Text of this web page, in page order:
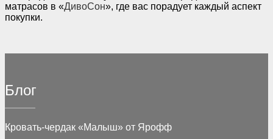
матрасов в «ДивоСон», где вас порадует каждый аспект
покупки.
Блог
Кровать-чердак «Малыш» от Ярофф